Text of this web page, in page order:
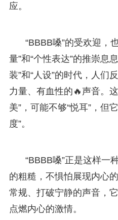
应。
“BBBB嗓”的受欢迎，
量”和“个性表达”的推崇息
装”和“人设”的时代，人们
力量、有血性的🔥声音。
美”，可能不够“悦耳”，但
度”。
“BBBB嗓”正是这样一
的粗糙，不惧怕展现内心
常规、打破宁静的声音，
点燃内心的激情。